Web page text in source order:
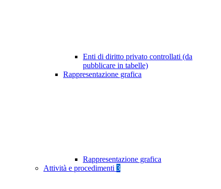
Enti di diritto privato controllati (da
pubblicare in tabelle)
Rappresentazione grafica
Rappresentazione grafica
Attività e procedimenti 3